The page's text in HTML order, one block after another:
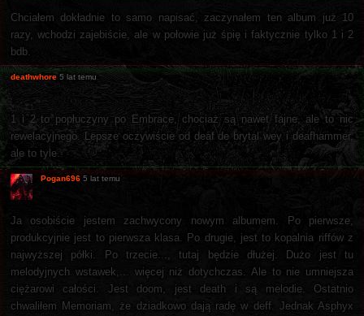
Chciałem dokładnie to samo napisać, zaczynałem ten album już 10
razy, wchodzi zajebiście, ale w połowie już śpię i faktycznie tylko 1 i 2
bdb.
deathwhore 5 lat temu
1 i 2 to popłuczyny po Embrace, chociaż są nawet fajne, ale to nic
rewelacyjnego. Lepsze oczywiście od deaf de brytal wey i deafhammer,
ale to tyle.
Pogan696 5 lat temu
Ja osobiście jestem zachwycony nowym albumem. Po pierwsze,
produkcyjnie jest to pierwsza klasa. Po drugie, jest to kopalnia riffów z
najwyższej półki. Po trzecie..., tutaj będzie dłużej. Dużo jest tu
melodyjnych wstawek,... więcej niż dotychczas. Ale to nie umniejsza
ciężarowi całości. Jest doom, jest death i są melodie. Ostatnio
chwaliłem Memoriam, że dziadkowo dają radę w deff. Jednak Asphyx